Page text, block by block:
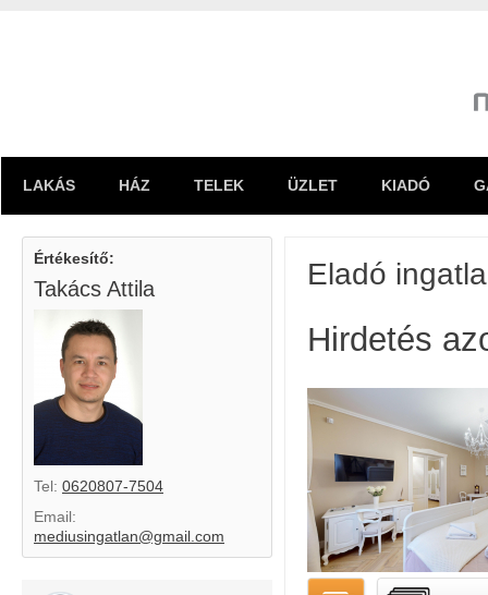
LAKÁS HÁZ TELEK ÜZLET KIADÓ
Értékesítő:
Takács Attila
Tel: 0620807-7504
Email:
mediusingatlan@gmail.com
Eladó
Hirdetés